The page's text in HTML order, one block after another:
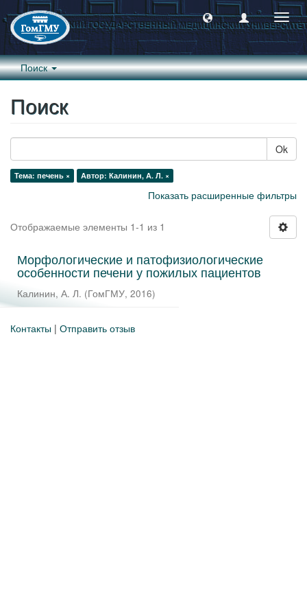
Поиск
Поиск
Ok
Тема: печень × Автор: Калинин, А. Л. ×
Показать расширенные фильтры
Отображаемые элементы 1-1 из 1
Морфологические и патофизиологические
особенности печени у пожилых пациентов
Калинин, А. Л. (ГомГМУ, 2016)
Контакты | Отправить отзыв